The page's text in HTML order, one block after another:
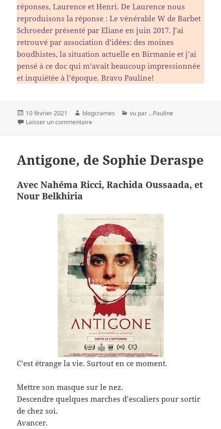
réponses, Laurence et Henri. De Laurence nous
reproduisons la réponse : Le vénérable W de Barbet
Schroeder présenté par Eliane en juin 2017. J’ai
retrouvé par association d’idées: des moines
boudhistes, la situation actuelle en Birmanie et j’ai
pensé à ce doc qui m’avait beaucoup impressionnée
et inquiétée à l’époque. Bravo Pauline!
Publié
le
10 février 2021 Auteur
blogcrames Catégories
vu par ...Pauline
Laisser un commentaire
Antigone, de Sophie Deraspe
Avec Nahéma Ricci, Rachida Oussaada, et
Nour Belkhiria
C’est étrange la vie. Surtout en ce moment.
Mettre son masque sur le nez.
Descendre quelques marches d’escaliers pour sortir
de chez soi.
Avancer.